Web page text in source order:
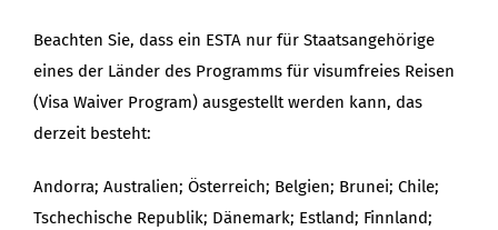
Beachten Sie, dass ein ESTA nur für Staatsangehörige
eines der Länder des Programms für visumfreies Reisen
(Visa Waiver Program) ausgestellt werden kann, das
derzeit besteht:
Andorra; Australien; Österreich; Belgien; Brunei; Chile;
Tschechische Republik; Dänemark; Estland; Finnland;